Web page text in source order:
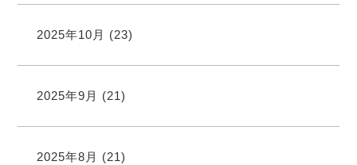
2025年10月 (23)
2025年9月 (21)
2025年8月 (21)